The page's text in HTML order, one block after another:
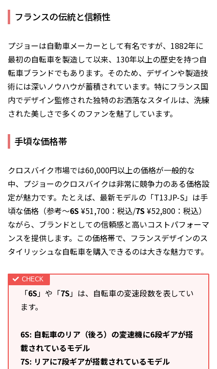
フランスの伝統と信頼性
プジョーは自動車メーカーとして有名ですが、1882年に
最初の自転車を製造して以来、130年以上の歴史を持つ自
転車ブランドでもあります。そのため、デザインや製造技
術には深いノウハウが蓄積されています。特にフランス国
内でデザイン監修された独特のお洒落なスタイルは、洗練
された美しさで多くのファンを魅了しています。
手頃な価格帯
クロスバイク市場では60,000円以上の価格が一般的な
中、プジョーのクロスバイクは非常に競争力のある価格設
定が魅力です。たとえば、最新モデルの「T13JP-S」は手
頃な価格（参考～6S ¥51,700：税込/7S ¥52,800：税込）
ながら、ブランドとしての信頼感と高いコストパフォーマ
ンスを提供します。この価格帯で、フランスデザインのス
タイリッシュな自転車を購入できるのは大きな魅力です。
「6S」や「7S」は、自転車の変速段数を表してい
ます。
6S: 自転車のリア（後ろ）の変速機に6段ギアが搭
載されているモデル
7S: リアに7段ギアが搭載されているモデル